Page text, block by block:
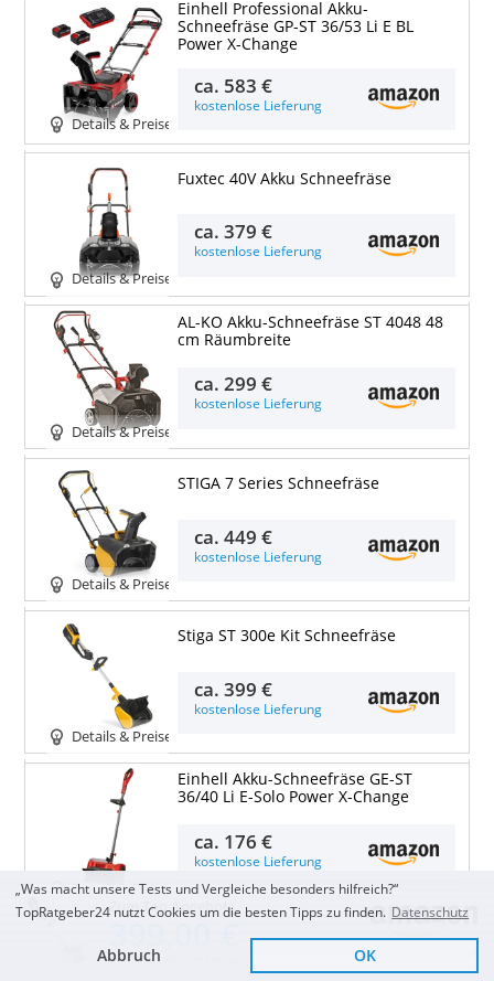
Zum Top Angebot
KOSTENLOSE LIEFERUNG Sofort Lieferbar
Details & Preise
Einhell Professional Akku-
Schneefräse GP-ST 36/53 Li E BL
Power X-Change
ca. 583 €
kostenlose Lieferung
Details & Preise
Fuxtec 40V Akku Schneefräse
ca.379 €
kostenlose Lieferung
Details & Preise
AL-KO Akku-Schneefräse ST 4048 48
cm Räumbreite
ca.299 €
kostenlose Lieferung
Details & Preise
STIGA 7 Series Schneefräse
ca.449 €
kostenlose Lieferung
Details & Preise
Stiga ST 300e Kit Schneefräse
ca.399 €
kostenlose Lieferung
Details & Preise
Einhell Akku-Schneefräse GE-ST
36/40 Li E-Solo Power X-Change
ca. 176 €
kostenlose Lieferung
„Was macht unsere Tests und Vergleiche besonders hilfreich?“
TopRatgeber24 nutzt Cookies um die besten Tipps zu finden. Datenschutz
Abbruch OK